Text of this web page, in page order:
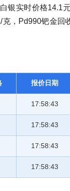
银实时价格14.1
，Pd990钯金回
报价日期
17:58:43
17:58:43
17:58:43
17:58:43